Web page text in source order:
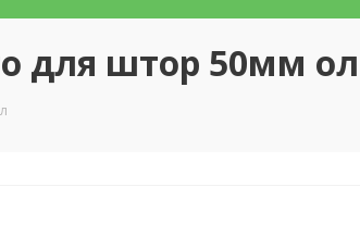
для штор 50мм